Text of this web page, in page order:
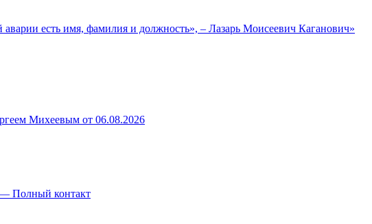
есть имя, фамилия и должность», – Лазарь Моисеевич Каганович»
Михеевым от 06.08.2026
— Полный контакт